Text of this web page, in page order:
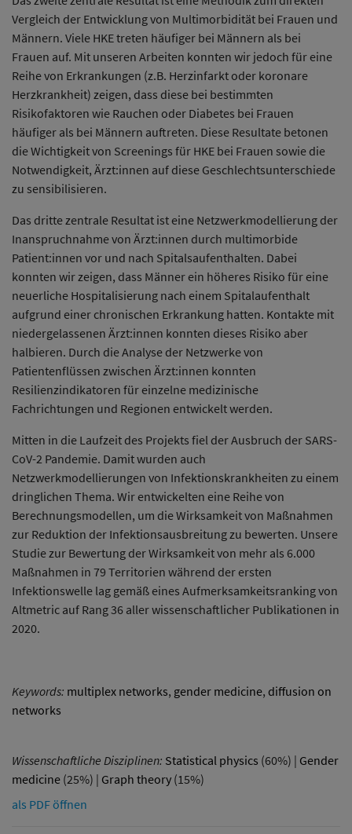
Vergleich der Entwicklung von Multimorbidität bei Frauen und
Männern. Viele HKE treten häufiger bei Männern als bei
Frauen auf. Mit unseren Arbeiten konnten wir jedoch für eine
Reihe von Erkrankungen (z.B. Herzinfarkt oder koronare
Herzkrankheit) zeigen, dass diese bei bestimmten
Risikofaktoren wie Rauchen oder Diabetes bei Frauen
häufiger als bei Männern auftreten. Diese Resultate betonen
die Wichtigkeit von Screenings für HKE bei Frauen sowie die
Notwendigkeit, Ärzt:innen auf diese Geschlechtsunterschiede
zu sensibilisieren.
Das dritte zentrale Resultat ist eine Netzwerkmodellierung der
Inanspruchnahme von Ärzt:innen durch multimorbide
Patient:innen vor und nach Spitalsaufenthalten. Dabei
konnten wir zeigen, dass Männer ein höheres Risiko für eine
neuerliche Hospitalisierung nach einem Spitalaufenthalt
aufgrund einer chronischen Erkrankung hatten. Kontakte mit
niedergelassenen Ärzt:innen konnten dieses Risiko aber
halbieren. Durch die Analyse der Netzwerke von
Patientenflüssen zwischen Ärzt:innen konnten
Resilienzindikatoren für einzelne medizinische
Fachrichtungen und Regionen entwickelt werden.
Mitten in die Laufzeit des Projekts fiel der Ausbruch der SARS-
CoV-2 Pandemie. Damit wurden auch
Netzwerkmodellierungen von Infektionskrankheiten zu einem
dringlichen Thema. Wir entwickelten eine Reihe von
Berechnungsmodellen, um die Wirksamkeit von Maßnahmen
zur Reduktion der Infektionsausbreitung zu bewerten. Unsere
Studie zur Bewertung der Wirksamkeit von mehr als 6.000
Maßnahmen in 79 Territorien während der ersten
Infektionswelle lag gemäß eines Aufmerksamkeitsranking von
Altmetric auf Rang 36 aller wissenschaftlicher Publikationen in
2020.
Keywords: multiplex networks, gender medicine, diffusion on
networks
Wissenschaftliche Disziplinen: Statistical physics (60%) | Gender
medicine (25%) | Graph theory (15%)
als PDF öffnen